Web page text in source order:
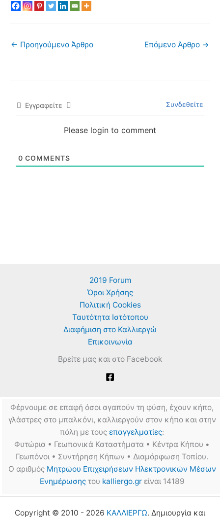
← Προηγούμενο Άρθρο Επόμενο Άρθρο →
Εγγραφείτε Συνδεθείτε
Please login to comment
0 COMMENTS
2019 Forum
Όροι Χρήσης
Πολιτική Cookies
Ταυτότητα Ιστότοπου
Διαφήμιση στο Καλλιεργώ
Επικοινωνία
Βρείτε μας και στο Facebook
Φέρνουμε σε επαφή όσοι αγαπούν τη φύση, έχουν κήπο,
γλάστρες στο μπαλκόνι, καλλιεργούν στον κήπο και στην
πόλη με τους επαγγελματίες:
Φυτώρια • Γεωπονικά Καταστήματα • Κέντρα Κήπου •
Γεωπόνοι • Συντήρηση Κήπων • Διαμόρφωση Τοπίου.
Ο αριθμός Μητρώου Επιχειρήσεων Ηλεκτρονικών Μέσων
Ενημέρωσηςτου kalliergo.grείναι 14189
Copyright © 2010 - 2026 ΚΑΛΛΙΕΡΓΩ. Δημιουργία και